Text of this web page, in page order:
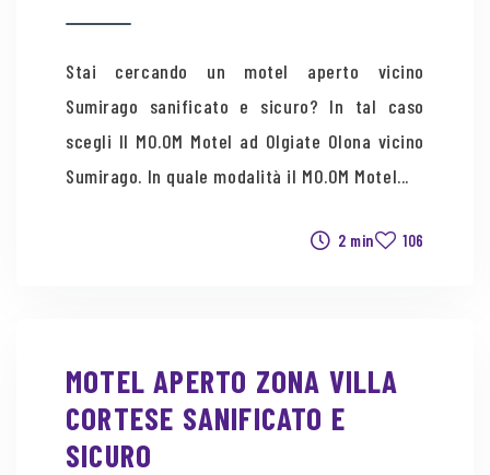
Stai cercando un motel aperto vicino
Sumirago sanificato e sicuro? In tal caso
scegli Il MO.OM Motel ad Olgiate Olona vicino
Sumirago. In quale modalità il MO.OM Motel...
106
2 min
MOTEL APERTO ZONA VILLA
CORTESE SANIFICATO E
SICURO